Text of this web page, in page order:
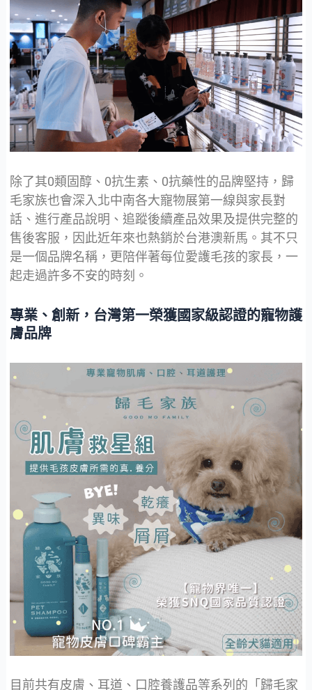
除了其0類固醇、0抗生素、0抗藥性的品牌堅持，歸
毛家族也會深入北中南各大寵物展第一線與家長對
話、進行產品說明、追蹤後續產品效果及提供完整的
售後客服，因此近年來也熱銷於台港澳新馬。其不只
是一個品牌名稱，更陪伴著每位愛護毛孩的家長，一
起走過許多不安的時刻。
專業、創新，台灣第一榮獲國家級認證的寵物護
膚品牌
目前共有皮膚、耳道、口腔養護品等系列的「歸毛家